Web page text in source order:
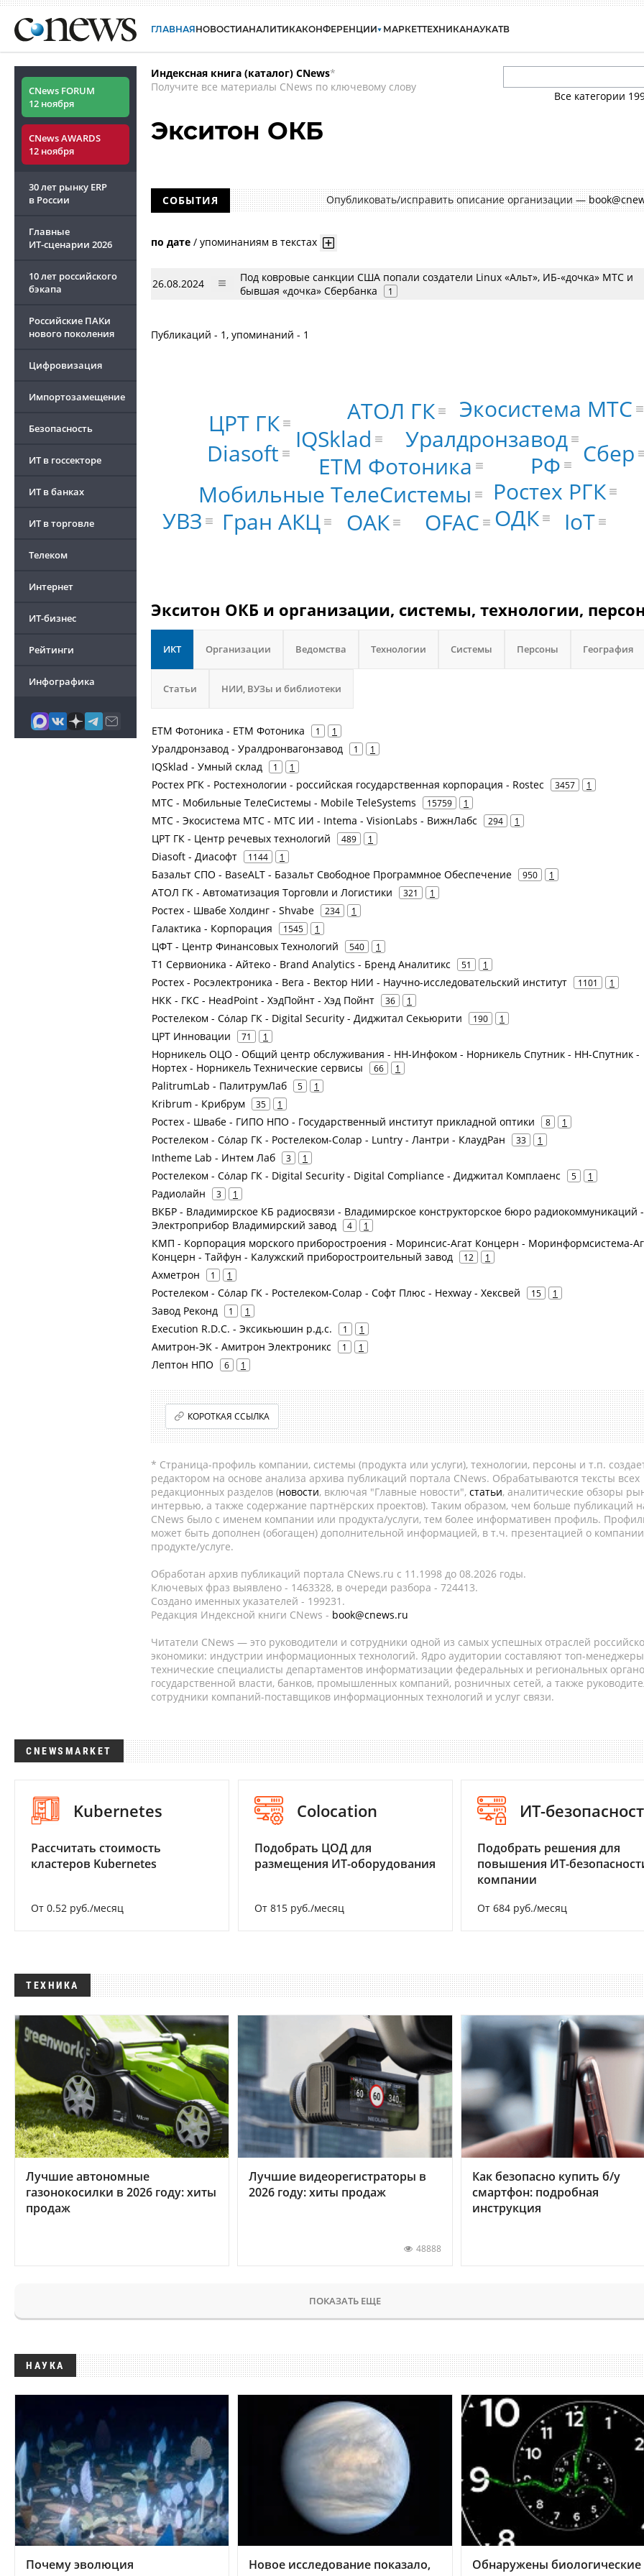
ГЛАВНАЯНОВОСТИАНАЛИТИКАКОНФЕРЕНЦИИ МАРКЕТТЕХНИКАНАУКАТВ
CNews FORUM
12 ноября
CNews AWARDS
12 ноября
30 лет рынку ERP
в России
Главные
ИТ-сценарии 2026
10 лет российского
бэкапа
Российские ПАКи
нового поколения
Цифровизация
Импортозамещение
Безопасность
ИТ в госсекторе
ИТ в банках
ИТ в торговле
Телеком
Интернет
ИТ-бизнес
Рейтинги
Инфографика
Индексная книга (каталог) CNews*
Получите все материалы CNews по ключевому слову
Все категории
Экситон ОКБ
СОБЫТИЯ Опубликовать/исправить описание организации —
по дате / упоминаниям в текстах
26.08.2024
Под ковровые санкции США попали создатели Linux «Альт», ИБ-«дочка» МТС и
бывшая «дочка» Сбербанка
1
Публикаций - 1, упоминаний - 1
ЕТМ Фотоника
Уралдронзавод
IQSklad
Ростех РГК
Мобильные ТелеСистемы
Экосистема МТС
ЦРТ ГК
Diasoft
АТОЛ ГК
Сбер
ОДК
УВЗ Гран АКЦ ОАК OFAC IoT
РФ
Экситон ОКБ и организации, системы, технологии,
ИКТ Организации Ведомства Технологии Системы Персоны География
Статьи НИИ, ВУЗы и библиотеки
ЕТМ Фотоника - ЕТМ Фотоника 1 1
Уралдронзавод - Уралдронвагонзавод 1 1
IQSklad - Умный склад 1 1
Ростех РГК - Ростехнологии - российская государственная корпорация - Rostec 3457 1
МТС - Мобильные ТелеСистемы - Mobile TeleSystems 15759 1
МТС - Экосистема МТС - МТС ИИ - Intema - VisionLabs - ВижнЛабс 294 1
ЦРТ ГК - Центр речевых технологий 489 1
Diasoft - Диасофт 1144 1
Базальт СПО - BaseALT - Базальт Свободное Программное Обеспечение 950 1
АТОЛ ГК - Автоматизация Торговли и Логистики 321 1
Ростех - Швабе Холдинг - Shvabe 234 1
Галактика - Корпорация 1545 1
ЦФТ - Центр Финансовых Технологий 540 1
Т1 Сервионика - Айтеко - Brand Analytics - Бренд Аналитикс 51 1
Ростех - Росэлектроника - Вега - Вектор НИИ - Научно-исследовательский институт 1101 1
НКК - ГКС - HeadPoint - ХэдПойнт - Хэд Пойнт 36 1
Ростелеком - Сόлар ГК - Digital Security - Диджитал Секьюрити 190 1
ЦРТ Инновации 71 1
Норникель ОЦО - Общий центр обслуживания - НН-Инфоком - Норникель Спутник - НН-Спутник -
Нортех - Норникель Технические сервисы
66 1
PalitrumLab - ПалитрумЛаб 5 1
Kribrum - Крибрум 35 1
Ростех - Швабе - ГИПО НПО - Государственный институт прикладной оптики 8 1
Ростелеком - Сόлар ГК - Ростелеком-Солар - Luntry - Лантри - КлаудРан 33 1
Intheme Lab - Интем Лаб 3 1
Ростелеком - Сόлар ГК - Digital Security - Digital Compliance - Диджитал Комплаенс 5 1
Радиолайн 3 1
ВКБР - Владимирское КБ радиосвязи - Владимирское конструкторское бюро радиокоммуникаций -
Электроприбор Владимирский завод
4 1
КМП - Корпорация морского приборостроения - Моринсис-Агат Концерн - Моринформсистема-
Концерн - Тайфун - Калужский приборостроительный завод
12 1
Ахметрон 1 1
Ростелеком - Сόлар ГК - Ростелеком-Солар - Софт Плюс - Hexway - Хексвей 15 1
Завод Реконд 1 1
Execution R.D.C. - Эксикьюшин р.д.с. 1 1
Амитрон-ЭК - Амитрон Электроникс 1 1
Лептон НПО 6 1
КОРОТКАЯ ССЫЛКА
* Страница-профиль компании, системы (продукта или услуги), технологии, персоны и т.п.
редактором на основе анализа архива публикаций портала CNews. Обрабатываются тексты всех
редакционных разделов (новости, включая "Главные новости", статьи, аналитические обзоры
интервью, а также содержание партнёрских проектов). Таким образом, чем больше публикаций
CNews было с именем компании или продукта/услуги, тем более информативен профиль.
может быть дополнен (обогащен) дополнительной информацией, в т.ч. презентацией о
продукте/услуге.
Обработан архив публикаций портала CNews.ru c 11.1998 до 08.2026 годы.
Ключевых фраз выявлено - 1463328, в очереди разбора - 724413.
Создано именных указателей - 199231.
Редакция Индексной книги CNews - book@cnews.ru
Читатели CNews — это руководители и сотрудники одной из самых успешных отраслей
экономики: индустрии информационных технологий. Ядро аудитории составляют топ-
технические специалисты департаментов информатизации федеральных и региональных
государственной власти, банков, промышленных компаний, розничных сетей, а также
сотрудники компаний-поставщиков информационных технологий и услуг связи.
CNEWSMARKET
Kubernetes
Рассчитать стоимость
кластеров Kubernetes
От 0.52 руб./месяц
Colocation
Подобрать ЦОД для
размещения ИТ-оборудования
От 815 руб./месяц
ИТ-
Подобрать решения для
повышения ИТ-
компании
От 684 руб./месяц
ТЕХНИКА
Лучшие автономные
газонокосилки в 2026 году: хиты
продаж
Лучшие видеорегистраторы в
2026 году: хиты продаж
48888
Как безопасно купить б/у
смартфон: подробная
инструкция
ПОКАЗАТЬ ЕЩЕ
НАУКА
Почему эволюция
Новое исследование показало,
Обнаружены биологические